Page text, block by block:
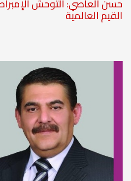
حسن العاصي: التوحش
القيم العالمية